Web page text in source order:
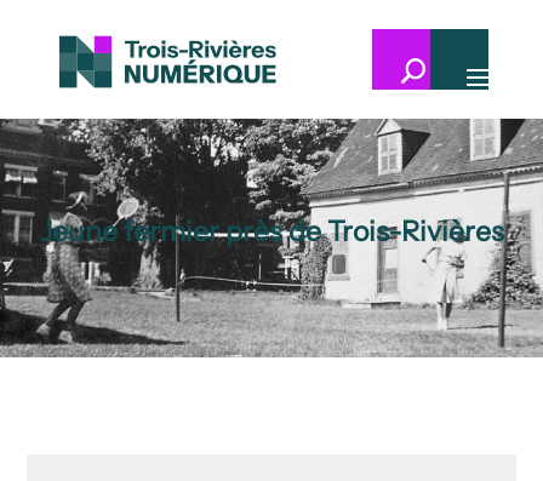
Jeune fermier près de Trois-Rivières